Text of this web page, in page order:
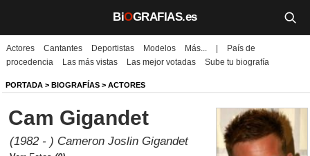
BiOGRAFIAS.es
Biografías
Películas
TV
Música
Actores Cantantes Deportistas Modelos Más...
País de
procedencia
Las más vistas Las mejor votadas Sube tu biografía
PORTADA > BIOGRAFÍAS > ACTORES
Cam Gigandet
(1982 - ) Cameron Joslin Gigandet